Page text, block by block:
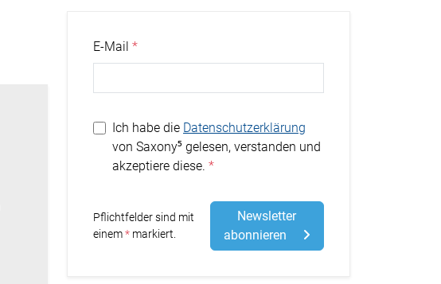
E-Mail
Ich habe die Datenschutzerklärung
von Saxony⁵ gelesen, verstanden und
akzeptiere diese.
Pflichtfelder sind mit
einem
Stern
markiert.
Newsletter
abonnieren